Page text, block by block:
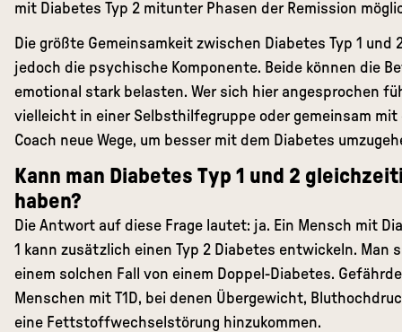
mit Diabetes Typ 2 mitunter Phasen der Remission
Die größte Gemeinsamkeit zwischen Diabetes Typ 1 und
jedoch die psychische Komponente. Beide können die
emotional stark belasten. Wer sich hier angesprochen
vielleicht in einer Selbsthilfegruppe oder gemeinsam mit
Coach neue Wege, um besser mit dem Diabetes
Kann man Diabetes Typ 1 und 2
haben?
Die Antwort auf diese Frage lautet: ja. Ein Mensch mit
1 kann zusätzlich einen Typ 2 Diabetes entwickeln. Man
einem solchen Fall von einem Doppel-Diabetes.
Menschen mit T1D, bei denen Übergewicht,
eine Fettstoffwechselstörung hinzukommen.